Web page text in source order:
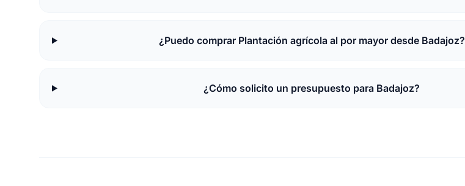
¿Puedo comprar Plantación agrícola al por mayor desde Badajoz?
¿Cómo solicito un presupuesto para Badajoz?